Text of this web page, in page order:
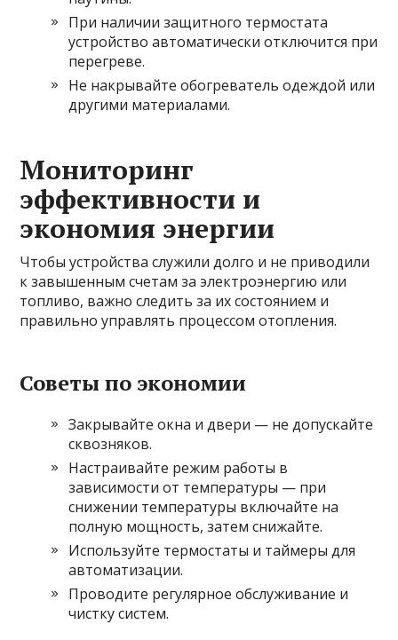
При наличии защитного термостата
устройство автоматически отключится при
перегреве.
Не накрывайте обогреватель одеждой или
другими материалами.
Мониторинг
эффективности и
экономия энергии
Чтобы устройства служили долго и не приводили
к завышенным счетам за электроэнергию или
топливо, важно следить за их состоянием и
правильно управлять процессом отопления.
Советы по экономии
Закрывайте окна и двери — не допускайте
сквозняков.
Настраивайте режим работы в
зависимости от температуры — при
снижении температуры включайте на
полную мощность, затем снижайте.
Используйте термостаты и таймеры для
автоматизации.
Проводите регулярное обслуживание и
чистку систем.